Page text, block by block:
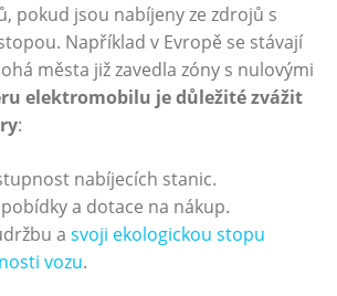
pokud ⁢jsou‌ nabíjeny ze zdrojů s
Například v Evropě se⁤ stávají
města již zavedla ⁢zóny ‍s nulovými
elektromobilu je⁤ důležité zvážit‌
:
nabíjecích stanic.
a dotace na ‌nákup.
a svoji ekologickou stopu
‍vozu.